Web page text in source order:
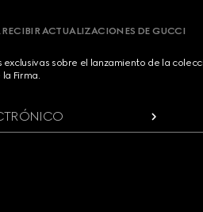
RECIBIR ACTUALIZACIONES DE GUCCI
exclusivas sobre el lanzamiento de la
Firma.